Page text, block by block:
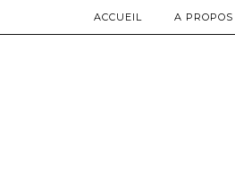
ACCUEIL A PROPOS